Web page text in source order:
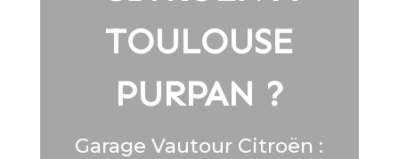
TOULOUSE
PURPAN ?
Garage Vautour Citroën :